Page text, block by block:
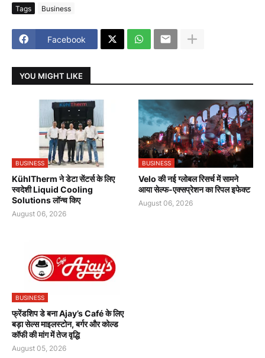
Tags Business
Facebook
YOU MIGHT LIKE
BUSINESS
KühlTherm ने डेटा सेंटर्स के लिए
स्वदेशी Liquid Cooling
Solutions लॉन्च किए
August 06, 2026
BUSINESS
Velo की नई ग्लोबल रिसर्च में सामने
आया सेल्फ-एक्सप्रेशन का रिपल इफेक्ट
August 06, 2026
BUSINESS
फ्रेंडशिप डे बना Ajay’s Café के लिए
बड़ा सेल्स माइलस्टोन, बर्गर और कोल्ड
कॉफी की मांग में तेज वृद्धि
August 05, 2026